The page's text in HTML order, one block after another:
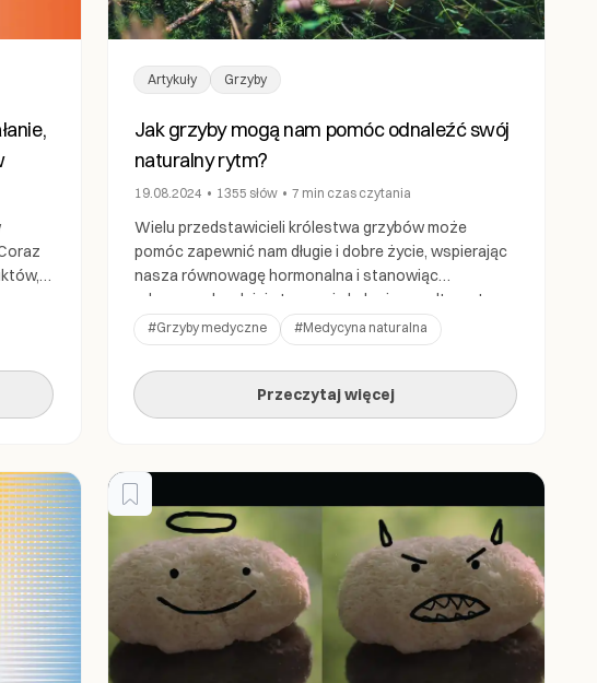
grzyb
Artykuły Grzyby
Jak grzyby mogą nam pomóc odnaleźć swój
naturalny rytm?
19.08.2024 • 1355 słów • 7 min czas czytania
Wielu przedstawicieli królestwa grzybów może
pomóc zapewnić nam długie i dobre życie, wspierając
nasza równowagę hormonalna i stanowiąc
zdrowszą, bardziej etyczną i ekologiczną alternatywę
dla wielu używek, leków i syntetycznych
suplementów.” Czy wiesz, że gdyby porównać okres,
w którym człowiek ewolucyjnie zmienił środowisko
życia, z sawannowo-leśnego na uprzemysłowione do
średniego czasu życia, to trwałby on zaledwie […]
#Grzyby medyczne #Medycyna naturalna
Przeczytaj więcej